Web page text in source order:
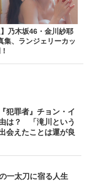
】乃木坂46・金川紗耶
集、ランジェリーカッ
犯罪者』チョン・イ
は？ 「滝川という
会えたことは運が良
一太刀に宿る人生